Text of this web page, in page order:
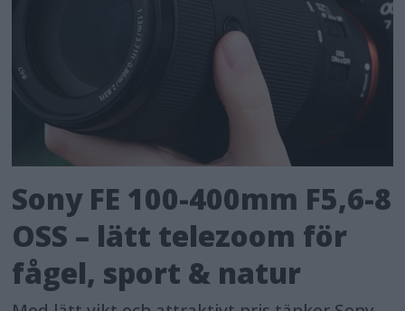
Sony FE 100-400mm F5,6-8
OSS – lätt telezoom för
fågel, sport & natur